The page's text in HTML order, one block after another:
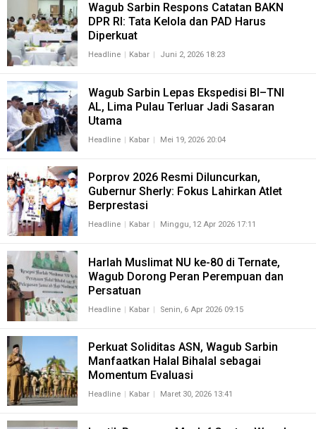
Wagub Sarbin Respons Catatan BAKN
DPR RI: Tata Kelola dan PAD Harus
Diperkuat
Headline Kabar Juni 2, 2026 18:23
Wagub Sarbin Lepas Ekspedisi BI–TNI
AL, Lima Pulau Terluar Jadi Sasaran
Utama
Headline Kabar Mei 19, 2026 20:04
Porprov 2026 Resmi Diluncurkan,
Gubernur Sherly: Fokus Lahirkan Atlet
Berprestasi
Headline Kabar Minggu, 12 Apr 2026 17:11
Harlah Muslimat NU ke-80 di Ternate,
Wagub Dorong Peran Perempuan dan
Persatuan
Headline Kabar Senin, 6 Apr 2026 09:15
Perkuat Soliditas ASN, Wagub Sarbin
Manfaatkan Halal Bihalal sebagai
Momentum Evaluasi
Headline Kabar Maret 30, 2026 13:41